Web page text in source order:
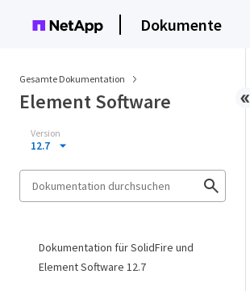
Dokumente
Gesamte Dokumentation
Element Software
Version
12.7
Dokumentation für SolidFire und
Element Software 12.7